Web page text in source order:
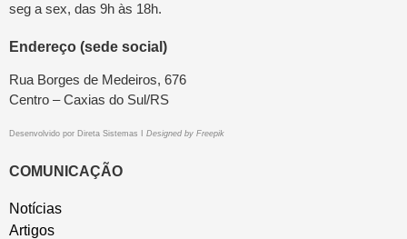
seg a sex, das 9h às 18h.
Endereço (sede social)
Rua Borges de Medeiros, 676
Centro – Caxias do Sul/RS
Desenvolvido por Direta Sistemas Designed by Freepik
COMUNICAÇÃO
Notícias
Artigos